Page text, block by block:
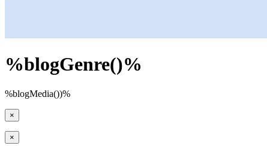
%blogGenre()%
%blogMedia())%
×
×